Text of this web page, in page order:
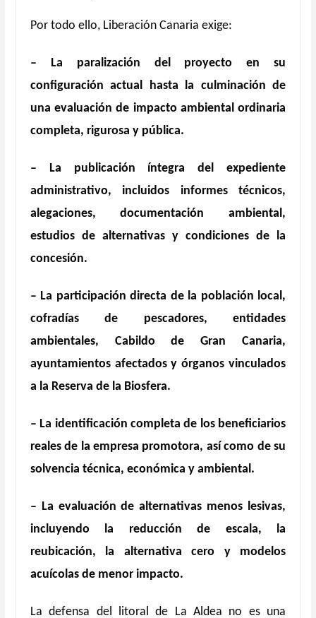
Por todo ello, Liberación Canaria exige:
– La paralización del proyecto en su
configuración actual hasta la culminación de
una evaluación de impacto ambiental ordinaria
completa, rigurosa y pública.
– La publicación íntegra del expediente
administrativo, incluidos informes técnicos,
alegaciones, documentación ambiental,
estudios de alternativas y condiciones de la
concesión.
– La participación directa de la población local,
cofradías de pescadores, entidades
ambientales, Cabildo de Gran Canaria,
ayuntamientos afectados y órganos vinculados
a la Reserva de la Biosfera.
– La identificación completa de los beneficiarios
reales de la empresa promotora, así como de su
solvencia técnica, económica y ambiental.
– La evaluación de alternativas menos lesivas,
incluyendo la reducción de escala, la
reubicación, la alternativa cero y modelos
acuícolas de menor impacto.
La defensa del litoral de La Aldea no es una